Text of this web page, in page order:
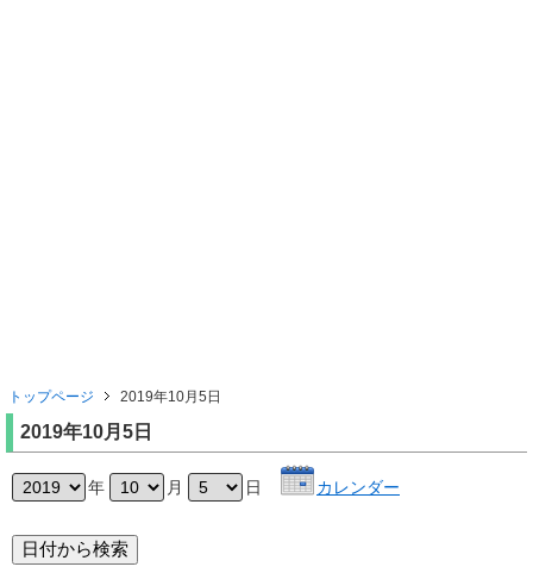
トップページ 2019年10月5日
2019年10月5日
年 月 日 カレンダー